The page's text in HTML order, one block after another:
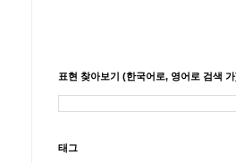
표현 찾아보기 (한국어로, 영어로 검색 가
태그